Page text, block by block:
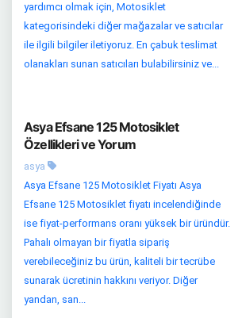
yardımcı olmak için, Motosiklet
kategorisindeki diğer mağazalar ve satıcılar
ile ilgili bilgiler iletiyoruz. En çabuk teslimat
olanakları sunan satıcıları bulabilirsiniz ve...
Asya Efsane 125 Motosiklet
Özellikleri ve Yorum
asya
Asya Efsane 125 Motosiklet Fiyatı Asya
Efsane 125 Motosiklet fiyatı incelendiğinde
ise fiyat-performans oranı yüksek bir üründür.
Pahalı olmayan bir fiyatla sipariş
verebileceğiniz bu ürün, kaliteli bir tecrübe
sunarak ücretinin hakkını veriyor. Diğer
yandan, san...